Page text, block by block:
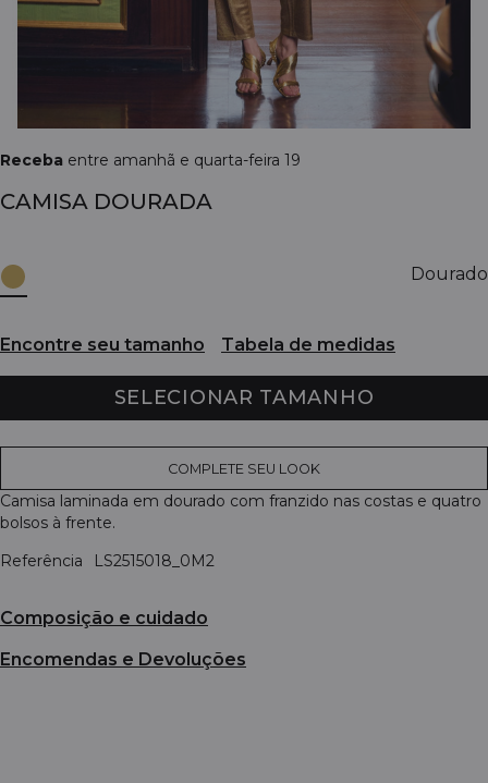
Receba entre amanhã e quarta-feira 19
CAMISA DOURADA
Dourado
Encontre seu tamanho Tabela de medidas
SELECIONAR TAMANHO
COMPLETE SEU LOOK
Camisa laminada em dourado com franzido nas costas e quatro
bolsos à frente.
Referência
LS2515018_0M2
Composição e cuidado
Encomendas e Devoluções